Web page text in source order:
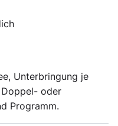
Unterbringung je
oder
Programm.